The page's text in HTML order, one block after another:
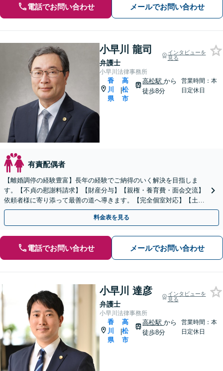
電話でお問い合わせ メールでお問い合わせ
小早川 龍司
弁護士
インタビューを
見る
小早川法律事務所
香
川
県
|
高
松
市
高松駅から
徒歩8分
営業時間：本
日定休日
有責配偶者
【離婚調停の経験豊富】長年の経験でご納得のいく解決を目指しま
す。【不貞の慰謝料請求】【財産分与】【親権・養育費・面会交流】
依頼者様に寄り添って最善の道へ導きます。【完全個室対応】【土日
祝・夜間相談可】
料金表を見る
電話でお問い合わせ メールでお問い合わせ
小早川 達彦
弁護士
インタビューを
見る
小早川法律事務所
香
川
県
|
高
松
市
高松駅から
徒歩8分
営業時間：本
日定休日